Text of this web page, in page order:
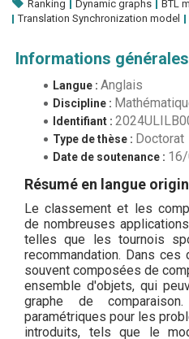
Ranking Dynamic graphs
BTL
Translation Synchronization model
Informations générales
Langue : Anglais
Discipline :
Identifiant :
Type de thèse : Doctorat
Date de soutenance :
Résumé en langue
Le classement et les
de nombreuses
telles que les tournois
recommandation. Dans
souvent composées de
ensemble d'objets, qui
graphe de
paramétriques pour les
introduits, tels que le